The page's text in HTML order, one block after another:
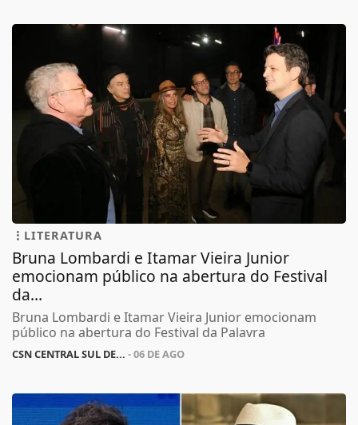
LITERATURA
Bruna Lombardi e Itamar Vieira Junior
emocionam público na abertura do Festival
da...
Bruna Lombardi e Itamar Vieira Junior emocionam
público na abertura do Festival da Palavra
CSN CENTRAL SUL DE... - 06 DE AGO